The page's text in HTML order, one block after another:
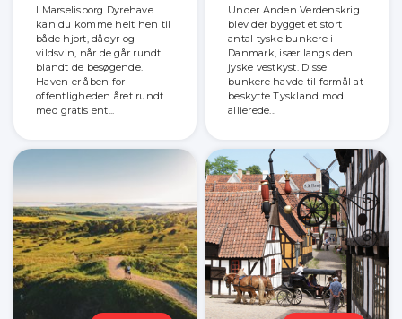
I Marselisborg Dyrehave
kan du komme helt hen til
både hjort, dådyr og
vildsvin, når de går rundt
blandt de besøgende.
Haven er åben for
offentligheden året rundt
med gratis ent...
Under Anden Verdenskrig
blev der bygget et stort
antal tyske bunkere i
Danmark, især langs den
jyske vestkyst. Disse
bunkere havde til formål at
beskytte Tyskland mod
allierede...